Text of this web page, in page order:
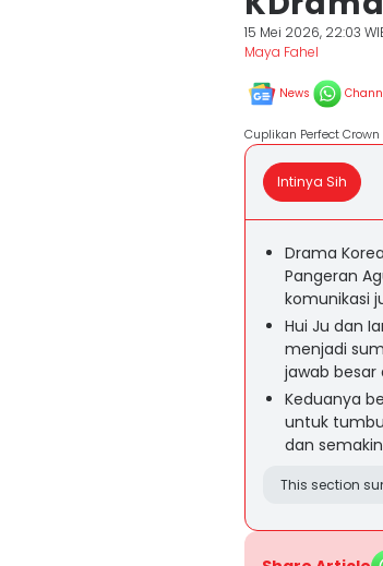
15 Mei 2026, 22:03
Maya Fahel
News
Cuplikan Perfect
Intinya Sih
Drama
Pangeran
komunikasi
Hui Ju dan
menjadi
jawab
Keduanya
untuk
dan
This section